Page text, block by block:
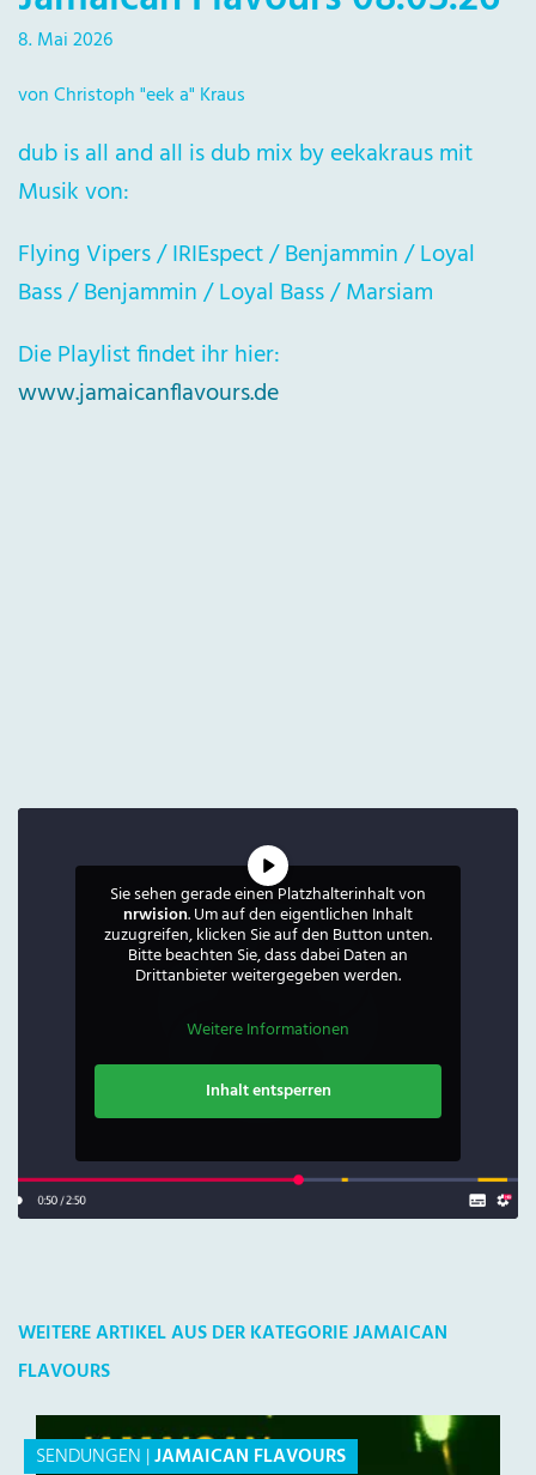
8. Mai 2026
von Christoph "eek a" Kraus
dub is all and all is dub mix by eekakraus mit
Musik von:
Flying Vipers / IRIEspect / Benjammin / Loyal
Bass / Benjammin / Loyal Bass / Marsiam
Die Playlist findet ihr hier:
www.jamaicanflavours.de
Sie sehen gerade einen Platzhalterinhalt von
nrwision. Um auf den eigentlichen Inhalt
zuzugreifen, klicken Sie auf den Button unten.
Bitte beachten Sie, dass dabei Daten an
Drittanbieter weitergegeben werden.
Weitere Informationen
Inhalt entsperren
WEITERE ARTIKEL AUS DER KATEGORIE JAMAICAN
FLAVOURS
SENDUNGEN |JAMAICAN FLAVOURS